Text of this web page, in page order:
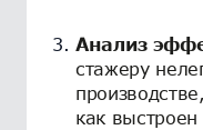
Анализ
стажеру
как